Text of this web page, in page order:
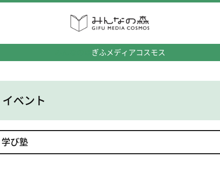
ぎふメディアコスモス
イベント
学び塾